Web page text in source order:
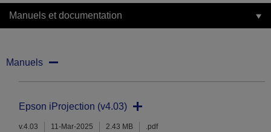
Manuels et documentation
Manuels
Epson iProjection (v4.03)
v.4.03 11-Mar-2025 2.43 MB .pdf